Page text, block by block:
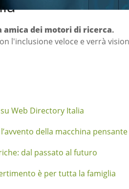
amica dei motori di ricerca.
l'inclusione veloce e verrà
Web Directory Italia
della macchina pensante
dal passato al futuro
è per tutta la famiglia